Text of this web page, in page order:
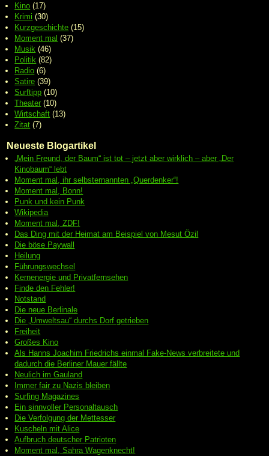
Kino (17)
Krimi (30)
Kurzgeschichte (15)
Moment mal (37)
Musik (46)
Politik (82)
Radio (6)
Satire (39)
Surftipp (10)
Theater (10)
Wirtschaft (13)
Zitat (7)
Neueste Blogartikel
„Mein Freund, der Baum“ ist tot – jetzt aber wirklich – aber „Der
Kinobaum“ lebt
Moment mal, ihr selbsternannten „Querdenker“!
Moment mal, Bonn!
Punk und kein Punk
Wikipedia
Moment mal, ZDF!
Das Ding mit der Heimat am Beispiel von Mesut Özil
Die böse Paywall
Heilung
Führungswechsel
Kernenergie und Privatfernsehen
Finde den Fehler!
Notstand
Die neue Berlinale
Die „Umweltsau“ durchs Dorf getrieben
Freiheit
Großes Kino
Als Hanns Joachim Friedrichs einmal Fake-News verbreitete und
dadurch die Berliner Mauer fällte
Neulich im Gauland
Immer fair zu Nazis bleiben
Surfing Magazines
Ein sinnvoller Personaltausch
Die Verfolgung der Mettesser
Kuscheln mit Alice
Aufbruch deutscher Patrioten
Moment mal, Sahra Wagenknecht!